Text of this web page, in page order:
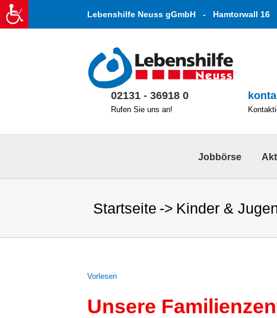
Zum
Inhalt
springen
Lebenshilfe Neuss gGmbH - Hamtorwall
02131 - 36918 0
Rufen Sie uns an!
Jobbörse
Startseite Kinder &
Vor­le­sen
Unsere